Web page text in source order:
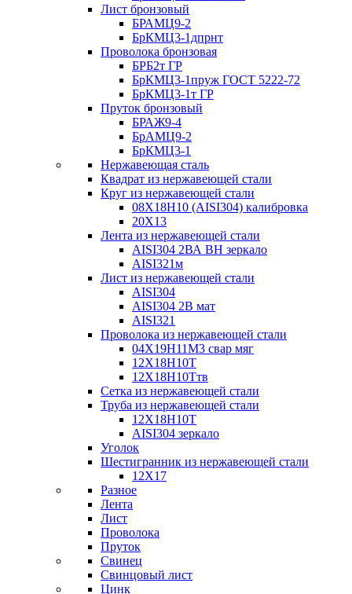
Лист бронзовый
БРАМЦ9-2
БрКМЦ3-1дпрнт
Проволока бронзовая
БРБ2т ГР
БрКМЦ3-1пруж ГОСТ 5222-72
БрКМЦ3-1т ГР
Пруток бронзовый
БРАЖ9-4
БрАМЦ9-2
БрКМЦ3-1
Нержавеющая сталь
Квадрат из нержавеющей стали
Круг из нержавеющей стали
08Х18Н10 (AISI304) калибровка
20Х13
Лента из нержавеющей стали
AISI304 2ВА ВН зеркало
AISI321м
Лист из нержавеющей стали
AISI304
AISI304 2В мат
AISI321
Проволока из нержавеющей стали
04Х19Н11М3 свар мяг
12Х18Н10Т
12Х18Н10Ттв
Сетка из нержавеющей стали
Труба из нержавеющей стали
12Х18Н10Т
AISI304 зеркало
Уголок
Шестигранник из нержавеющей стали
12Х17
Разное
Лента
Лист
Проволока
Пруток
Свинец
Свинцовый лист
Цинк